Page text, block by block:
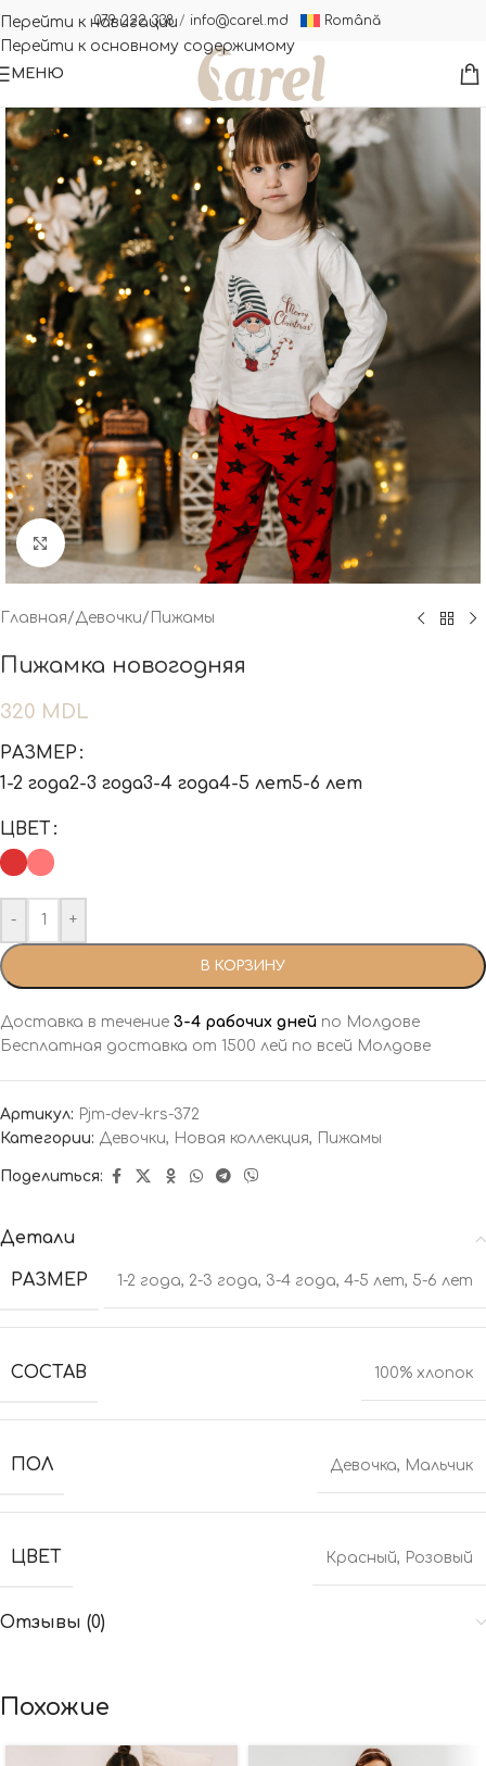
Перейти к навигации
Перейти к основному содержимому
079 222 338/ info@carel.md Română
МЕНЮ
Нажмите, чтобы увеличить
Главная/Девочки/ Пижамы
Пижамка новогодняя
320 MDL
РАЗМЕР
1-2 года2-3 года3-4 года4-5 лет5-6 лет
ЦВЕТ
- +
В КОРЗИНУ
Доставка в течение 3-4 рабочих дней по Молдове
Бесплатная доставка от 1500 лей по всей Молдове
Артикул: Pjm-dev-krs-372
Категории: Девочки, Новая коллекция, Пижамы
Поделиться:
Детали
РАЗМЕР 1-2 года, 2-3 года, 3-4 года, 4-5 лет, 5-6 лет
СОСТАВ 100% хлопок
ПОЛ Девочка, Мальчик
ЦВЕТ Красный, Розовый
Отзывы (0)
Похожие